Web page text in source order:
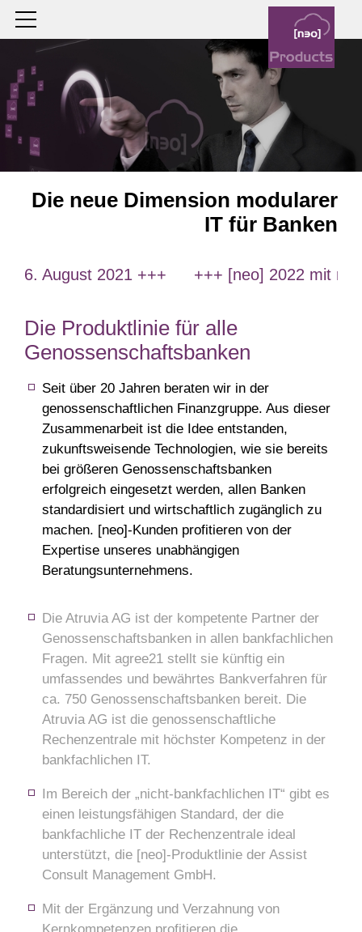
Die neue Dimension modularer
IT für Banken
August 2021 +++ +++ [neo] 2022 mit
Die Produktlinie für alle
Genossenschaftsbanken
Seit über 20 Jahren beraten wir in der
genossenschaftlichen Finanzgruppe. Aus dieser
Zusammenarbeit ist die Idee entstanden,
zukunftsweisende Technologien, wie sie bereits
bei größeren Genossenschaftsbanken
erfolgreich eingesetzt werden, allen Banken
standardisiert und wirtschaftlich zugänglich zu
machen. [neo]-Kunden profitieren von der
Expertise unseres unabhängigen
Beratungsunternehmens.
Die Atruvia AG ist der kompetente Partner der
Genossenschaftsbanken in allen bankfachlichen
Fragen. Mit agree21 stellt sie künftig ein
umfassendes und bewährtes Bankverfahren für
ca. 750 Genossenschaftsbanken bereit. Die
Atruvia AG ist die genossenschaftliche
Rechenzentrale mit höchster Kompetenz in der
bankfachlichen IT.
Im Bereich der „nicht-bankfachlichen IT“ gibt es
einen leistungsfähigen Standard, der die
bankfachliche IT der Rechenzentrale ideal
unterstützt, die [neo]-Produktlinie der Assist
Consult Management GmbH.
Mit der Ergänzung und Verzahnung von
Kernkompetenzen profitieren die